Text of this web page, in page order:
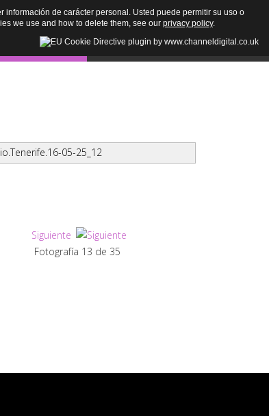
Multimedia Contacto 🔎
05-25_12
Siguiente
Fotografía 13 de 35
de carácter personal. Usted puede permitir su uso o
we use and how to delete them, see our privacy policy.